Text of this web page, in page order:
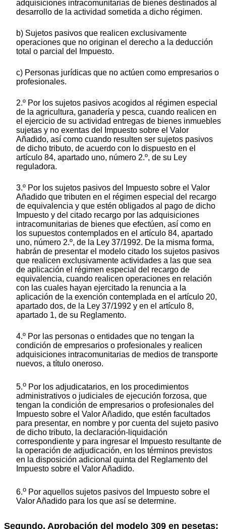
adquisiciones intracomunitarias de bienes destinados al
desarrollo de la actividad sometida a dicho régimen.
b) Sujetos pasivos que realicen exclusivamente
operaciones que no originan el derecho a la deducción
total o parcial del Impuesto.
c) Personas jurídicas que no actúen como empresarios o
profesionales.
2.º Por los sujetos pasivos acogidos al régimen especial
de la agricultura, ganadería y pesca, cuando realicen en
el ejercicio de su actividad entregas de bienes inmuebles
sujetas y no exentas del Impuesto sobre el Valor
Añadido, así como cuando resulten ser sujetos pasivos
de dicho tributo, de acuerdo con lo dispuesto en el
artículo 84, apartado uno, número 2.º, de su Ley
reguladora.
3.º Por los sujetos pasivos del Impuesto sobre el Valor
Añadido que tributen en el régimen especial del recargo
de equivalencia y que estén obligados al pago de dicho
Impuesto y del citado recargo por las adquisiciones
intracomunitarias de bienes que efectúen, así como en
los supuestos contemplados en el artículo 84, apartado
uno, número 2.º, de la Ley 37/1992. De la misma forma,
habrán de presentar el modelo citado los sujetos pasivos
que realicen exclusivamente actividades a las que sea
de aplicación el régimen especial del recargo de
equivalencia, cuando realicen operaciones en relación
con las cuales hayan ejercitado la renuncia a la
aplicación de la exención contemplada en el artículo 20,
apartado dos, de la Ley 37/1992 y en el artículo 8,
apartado 1, de su Reglamento.
4.º Por las personas o entidades que no tengan la
condición de empresarios o profesionales y realicen
adquisiciones intracomunitarias de medios de transporte
nuevos, a título oneroso.
5.o Por los adjudicatarios, en los procedimientos
administrativos o judiciales de ejecución forzosa, que
tengan la condición de empresarios o profesionales del
Impuesto sobre el Valor Añadido, que estén facultados
para presentar, en nombre y por cuenta del sujeto pasivo
de dicho tributo, la declaración-liquidación
correspondiente y para ingresar el Impuesto resultante de
la operación de adjudicación, en los términos previstos
en la disposición adicional quinta del Reglamento del
Impuesto sobre el Valor Añadido.
6.o Por aquellos sujetos pasivos del Impuesto sobre el
Valor Añadido para los que así se determine.
Segundo. Aprobación del modelo 309 en pesetas: